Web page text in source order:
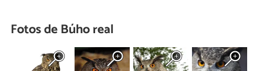
Fotos de Búho real